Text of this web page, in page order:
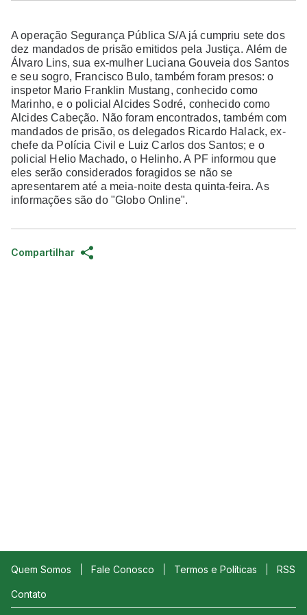
A operação Segurança Pública S/A já cumpriu sete dos
dez mandados de prisão emitidos pela Justiça. Além de
Álvaro Lins, sua ex-mulher Luciana Gouveia dos Santos
e seu sogro, Francisco Bulo, também foram presos: o
inspetor Mario Franklin Mustang, conhecido como
Marinho, e o policial Alcides Sodré, conhecido como
Alcides Cabeção. Não foram encontrados, também com
mandados de prisão, os delegados Ricardo Halack, ex-
chefe da Polícia Civil e Luiz Carlos dos Santos; e o
policial Helio Machado, o Helinho. A PF informou que
eles serão considerados foragidos se não se
apresentarem até a meia-noite desta quinta-feira. As
informações são do "Globo Online".
Compartilhar
Quem Somos Fale Conosco Termos e Políticas RSS
Contato